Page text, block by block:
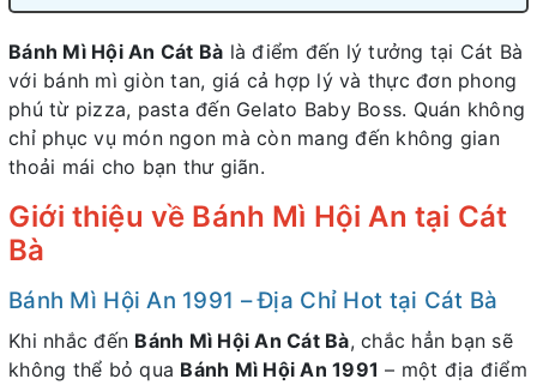
Bánh Mì Hội An Cát Bà là điểm đến lý tưởng tại Cát Bà
với bánh mì giòn tan, giá cả hợp lý và thực đơn phong
phú từ pizza, pasta đến Gelato Baby Boss. Quán không
chỉ phục vụ món ngon mà còn mang đến không gian
thoải mái cho bạn thư giãn.
Giới thiệu về Bánh Mì Hội An tại Cát
Bà
Bánh Mì Hội An 1991 – Địa Chỉ Hot tại Cát Bà
Khi nhắc đến Bánh Mì Hội An Cát Bà, chắc hẳn bạn sẽ
không thể bỏ qua Bánh Mì Hội An 1991 – một địa điểm